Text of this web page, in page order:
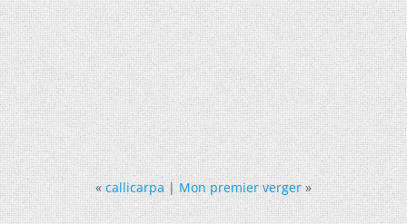
« callicarpa|Mon premier verger »